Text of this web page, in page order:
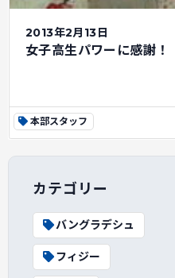
2013年2月13日
女子高生パワーに感謝！
本部スタッフ
カテゴリー
バングラデシュ
フィジー